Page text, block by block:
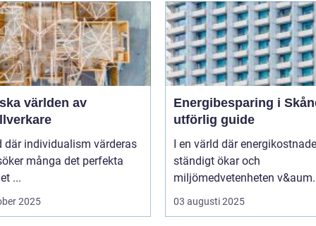
världen av
där individualism värderas
många det perfekta
...
2025
Energibesparing i
utförlig guide
I en värld där
ständigt ökar och
miljömedvetenheten
03 augusti 2025